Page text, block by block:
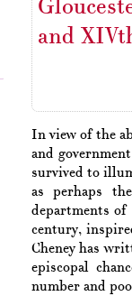
and
In view of the
and
survived to
as perhaps
departments
century,
Cheney has
episcopal
number and